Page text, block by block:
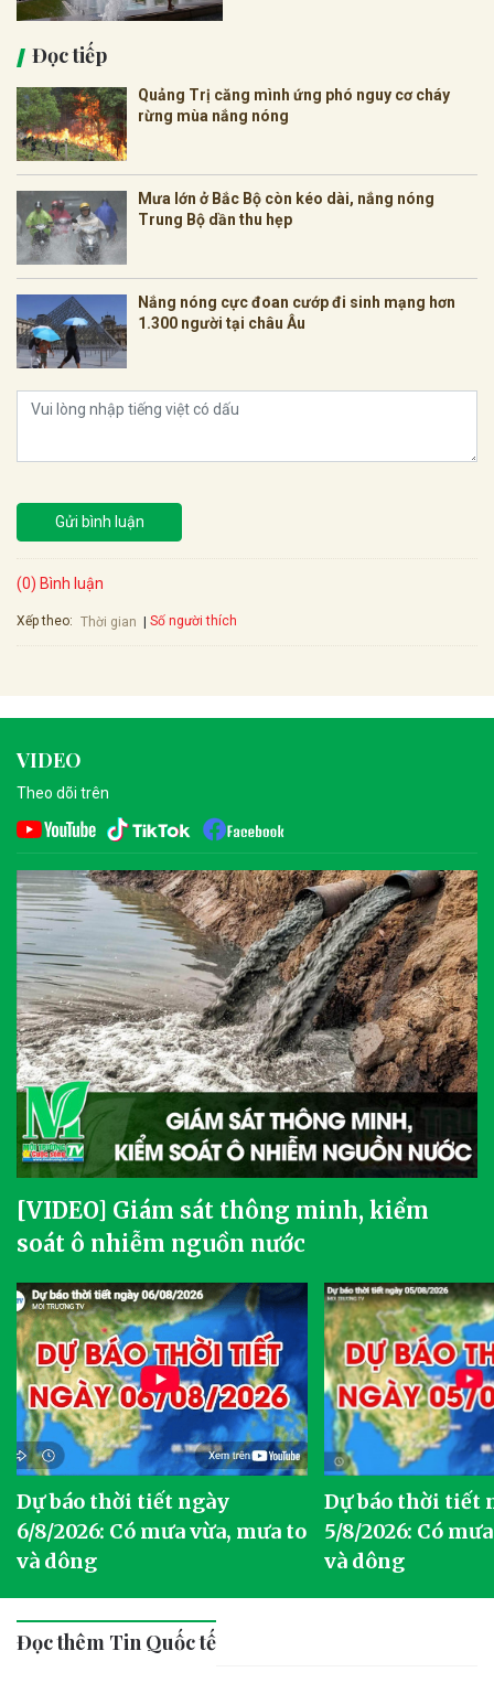
Đọc tiếp
Quảng Trị căng mình ứng phó nguy cơ cháy
rừng mùa nắng nóng
Mưa lớn ở Bắc Bộ còn kéo dài, nắng nóng
Trung Bộ dần thu hẹp
Nắng nóng cực đoan cướp đi sinh mạng hơn
1.300 người tại châu Âu
Gửi bình luận
(0) Bình luận
Xếp theo: Thời gian Số người thích
VIDEO
Theo dõi trên
[VIDEO] Giám sát thông minh, kiểm
soát ô nhiễm nguồn nước
Dự báo thời tiết ngày
6/8/2026: Có mưa vừa, mưa to
và dông
Dự báo thời tiết
5/8/2026: Có
và dông
Đọc thêm Tin Quốc tế